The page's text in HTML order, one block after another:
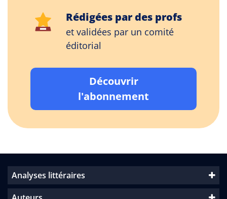
Rédigées par des profs
et validées par un comité
éditorial
Découvrir
l'abonnement
Analyses littéraires